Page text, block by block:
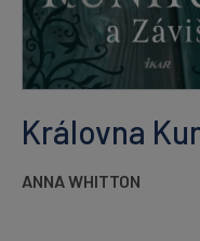
Královna
ANNA WHITTON